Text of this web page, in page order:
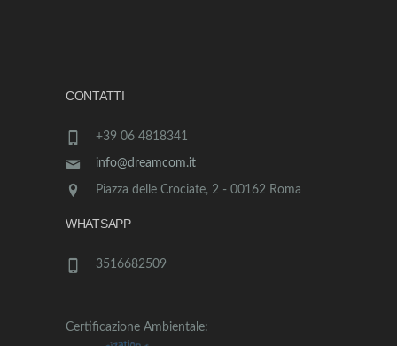
CONTATTI
+39 06 4818341
info@dreamcom.it
Piazza delle Crociate, 2 - 00162 Roma
WHATSAPP
3516682509
Certificazione Ambientale: